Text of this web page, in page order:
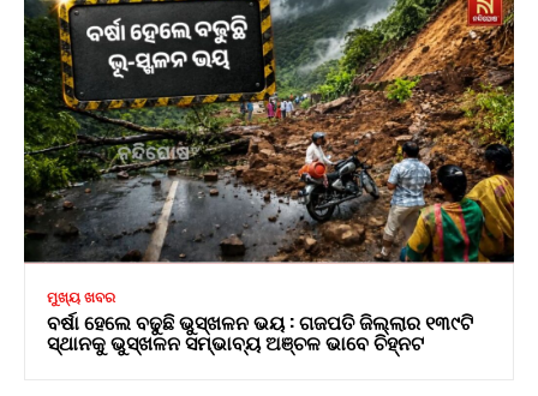
ମୁଖ୍ୟ ଖବର
ବର୍ଷା ହେଲେ ବଢୁଛି ଭୁସ୍ଖଳନ ଭୟ : ଗଜପତି ଜିଲ୍ଲାର ୧୩୯ଟି
ସ୍ଥାନକୁ ଭୁସ୍ଖଳନ ସମ୍ଭାବ୍ୟ ଅଞ୍ଚଳ ଭାବେ ଚିହ୍ନଟ